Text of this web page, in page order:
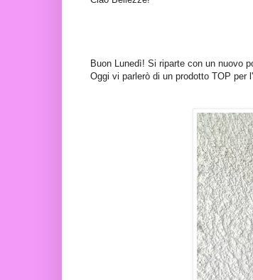
Buon Lunedì! Si riparte con un nuovo
Oggi vi parlerò di un prodotto TOP per